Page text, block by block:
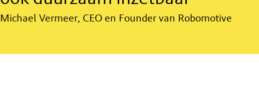
Michael Vermeer, CEO en Founder van Robomotive